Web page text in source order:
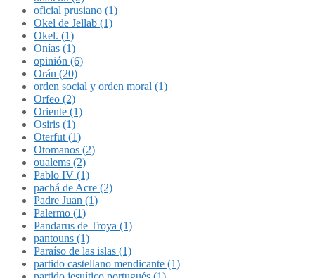
oficial prusiano (1)
Okel de Jellab (1)
Okel. (1)
Onías (1)
opinión (6)
Orán (20)
orden social y orden moral (1)
Orfeo (2)
Oriente (1)
Osiris (1)
Oterfut (1)
Otomanos (2)
oualems (2)
Pablo IV (1)
pachá de Acre (2)
Padre Juan (1)
Palermo (1)
Pandarus de Troya (1)
pantouns (1)
Paraíso de las islas (1)
partido castellano mendicante (1)